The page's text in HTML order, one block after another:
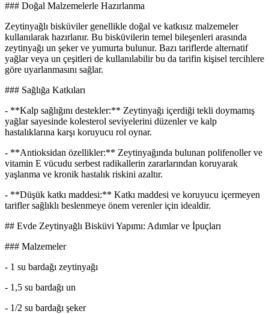
### Doğal Malzemelerle Hazırlanma
Zeytinyağlı bisküviler genellikle doğal ve katkısız malzemeler
kullanılarak hazırlanır. Bu bisküvilerin temel bileşenleri arasında
zeytinyağı un şeker ve yumurta bulunur. Bazı tariflerde alternatif
yağlar veya un çeşitleri de kullanılabilir bu da tarifin kişisel tercihlere
göre uyarlanmasını sağlar.
### Sağlığa Katkıları
- **Kalp sağlığını destekler:** Zeytinyağı içerdiği tekli doymamış
yağlar sayesinde kolesterol seviyelerini düzenler ve kalp
hastalıklarına karşı koruyucu rol oynar.
- **Antioksidan özellikler:** Zeytinyağında bulunan polifenoller ve
vitamin E vücudu serbest radikallerin zararlarından koruyarak
yaşlanma ve kronik hastalık riskini azaltır.
- **Düşük katkı maddesi:** Katkı maddesi ve koruyucu içermeyen
tarifler sağlıklı beslenmeye önem verenler için idealdir.
## Evde Zeytinyağlı Bisküvi Yapımı: Adımlar ve İpuçları
### Malzemeler
- 1 su bardağı zeytinyağı
- 1,5 su bardağı un
- 1/2 su bardağı şeker